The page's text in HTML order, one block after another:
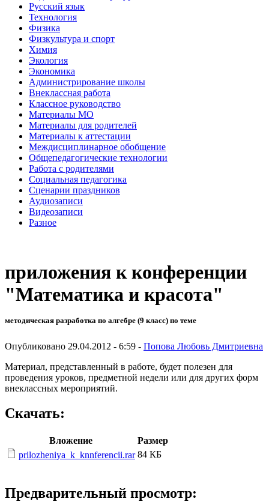
Русский язык
Технология
Физика
Физкультура и спорт
Химия
Экология
Экономика
Администрирование школы
Внеклассная работа
Классное руководство
Материалы МО
Материалы для родителей
Материалы к аттестации
Междисциплинарное обобщение
Общепедагогические технологии
Работа с родителями
Социальная педагогика
Сценарии праздников
Аудиозаписи
Видеозаписи
Разное
приложения к конференции
"Математика и красота"
методическая разработка по алгебре (9 класс) по теме
Опубликовано 29.04.2012 - 6:59 - Попова Любовь Дмитриевна
Материал, представленный в работе, будет полезен для
проведения уроков, предметной недели или для других форм
внеклассных мероприятий.
Скачать:
Вложение
Размер
prilozheniya_k_knnferencii.rar 84 КБ
Предварительный просмотр: